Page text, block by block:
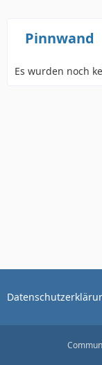
Pinnwand
Es wurden noch